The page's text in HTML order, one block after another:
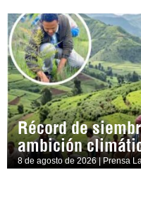
Récord de
ambición
8 de agosto de 2026 | Prensa